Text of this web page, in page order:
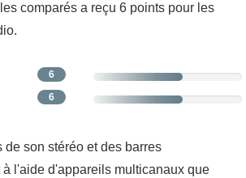
comparés a reçu 6 points pour les
6
6
de son stéréo et des barres
l'aide d'appareils multicanaux que